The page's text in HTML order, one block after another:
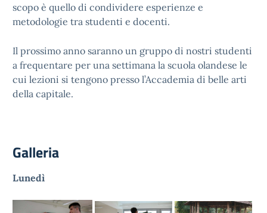
scopo è quello di condividere esperienze e
metodologie tra studenti e docenti.
Il prossimo anno saranno un gruppo di nostri studenti
a frequentare per una settimana la scuola olandese le
cui lezioni si tengono presso l’Accademia di belle arti
della capitale.
Galleria
Lunedì